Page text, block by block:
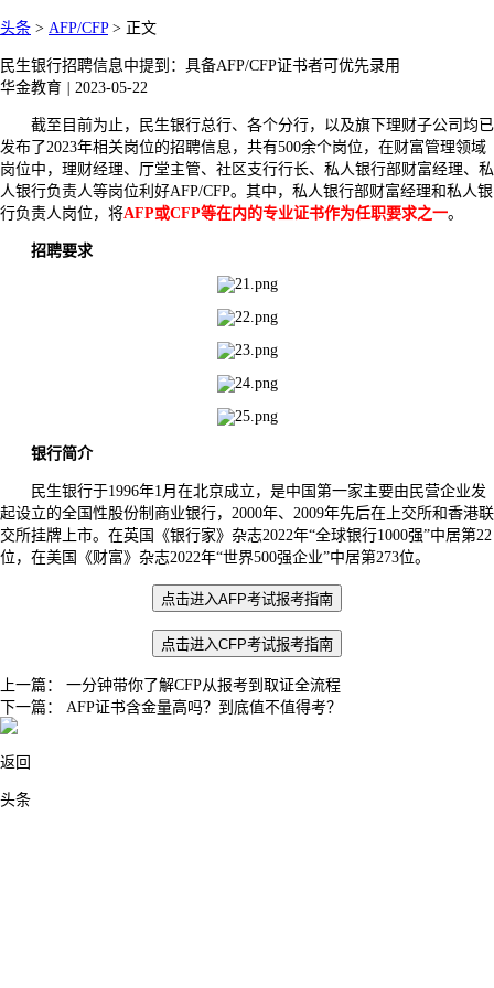
头条 > AFP/CFP> 正文
民生银行招聘信息中提到：具备AFP/CFP证书者可优先录用
华金教育
2023-05-22
截至目前为止，民生银行总行、各个分行，以及旗下理财子公司均已
发布了2023年相关岗位的招聘信息，共有500余个岗位，在财富管理领域
岗位中，理财经理、厅堂主管、社区支行行长、私人银行部财富经理、私
人银行负责人等岗位利好AFP/CFP。其中，私人银行部财富经理和私人银
行负责人岗位，将AFP或CFP等在内的专业证书作为任职要求之一。
招聘要求
银行简介
民生银行于1996年1月在北京成立，是中国第一家主要由民营企业发
起设立的全国性股份制商业银行，2000年、2009年先后在上交所和香港联
交所挂牌上市。在英国《银行家》杂志2022年“全球银行1000强”中居第22
位，在美国《财富》杂志2022年“世界500强企业”中居第273位。
点击进入AFP考试报考指南
点击进入CFP考试报考指南
上一篇： 一分钟带你了解CFP从报考到取证全流程
下一篇： AFP证书含金量高吗？到底值不值得考？
返回
头条